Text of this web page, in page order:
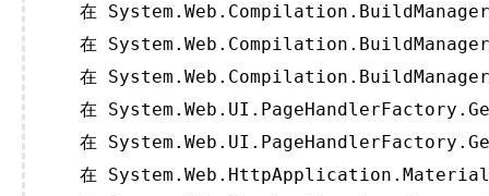
在
在
在
在
在
在